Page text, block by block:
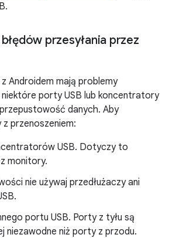
przesyłania przez
Androidem mają problemy
niektóre porty USB lub koncentratory
danych. Aby
przenoszeniem:
USB. Dotyczy to
monitory.
nie używaj przedłużaczy ani
portu USB. Porty z tyłu są
niezawodne niż porty z przodu.